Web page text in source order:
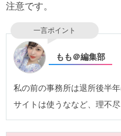
注意です。
一言ポイント
もも＠編集部
私の前の事務所は退所後半
サイトは使うななど、理不